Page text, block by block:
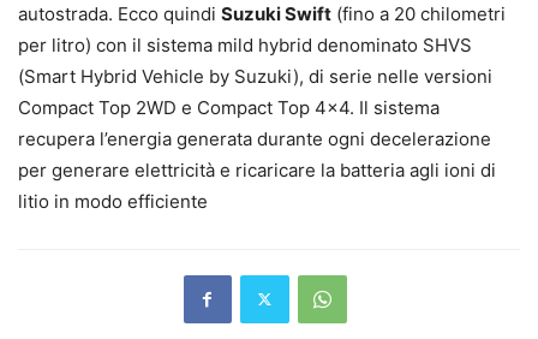
autostrada. Ecco quindi Suzuki Swift (fino a 20 chilometri
per litro) con il sistema mild hybrid denominato SHVS
(Smart Hybrid Vehicle by Suzuki), di serie nelle versioni
Compact Top 2WD e Compact Top 4×4. Il sistema
recupera l’energia generata durante ogni decelerazione
per generare elettricità e ricaricare la batteria agli ioni di
litio in modo efficiente